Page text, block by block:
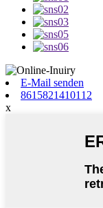
E-Mail senden
8615821410112
x